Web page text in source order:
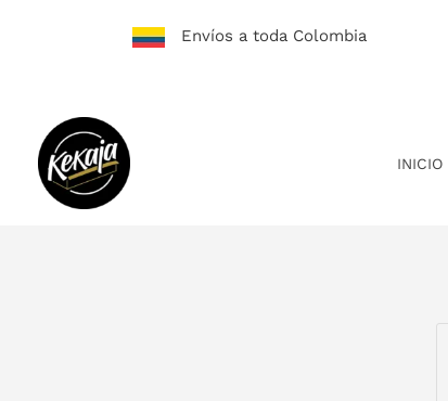
Envíos a toda Colombia
INICIO